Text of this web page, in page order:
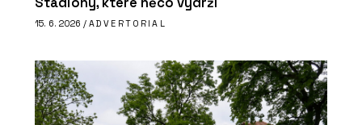
15. 6. 2026 / ADVERTORIAL